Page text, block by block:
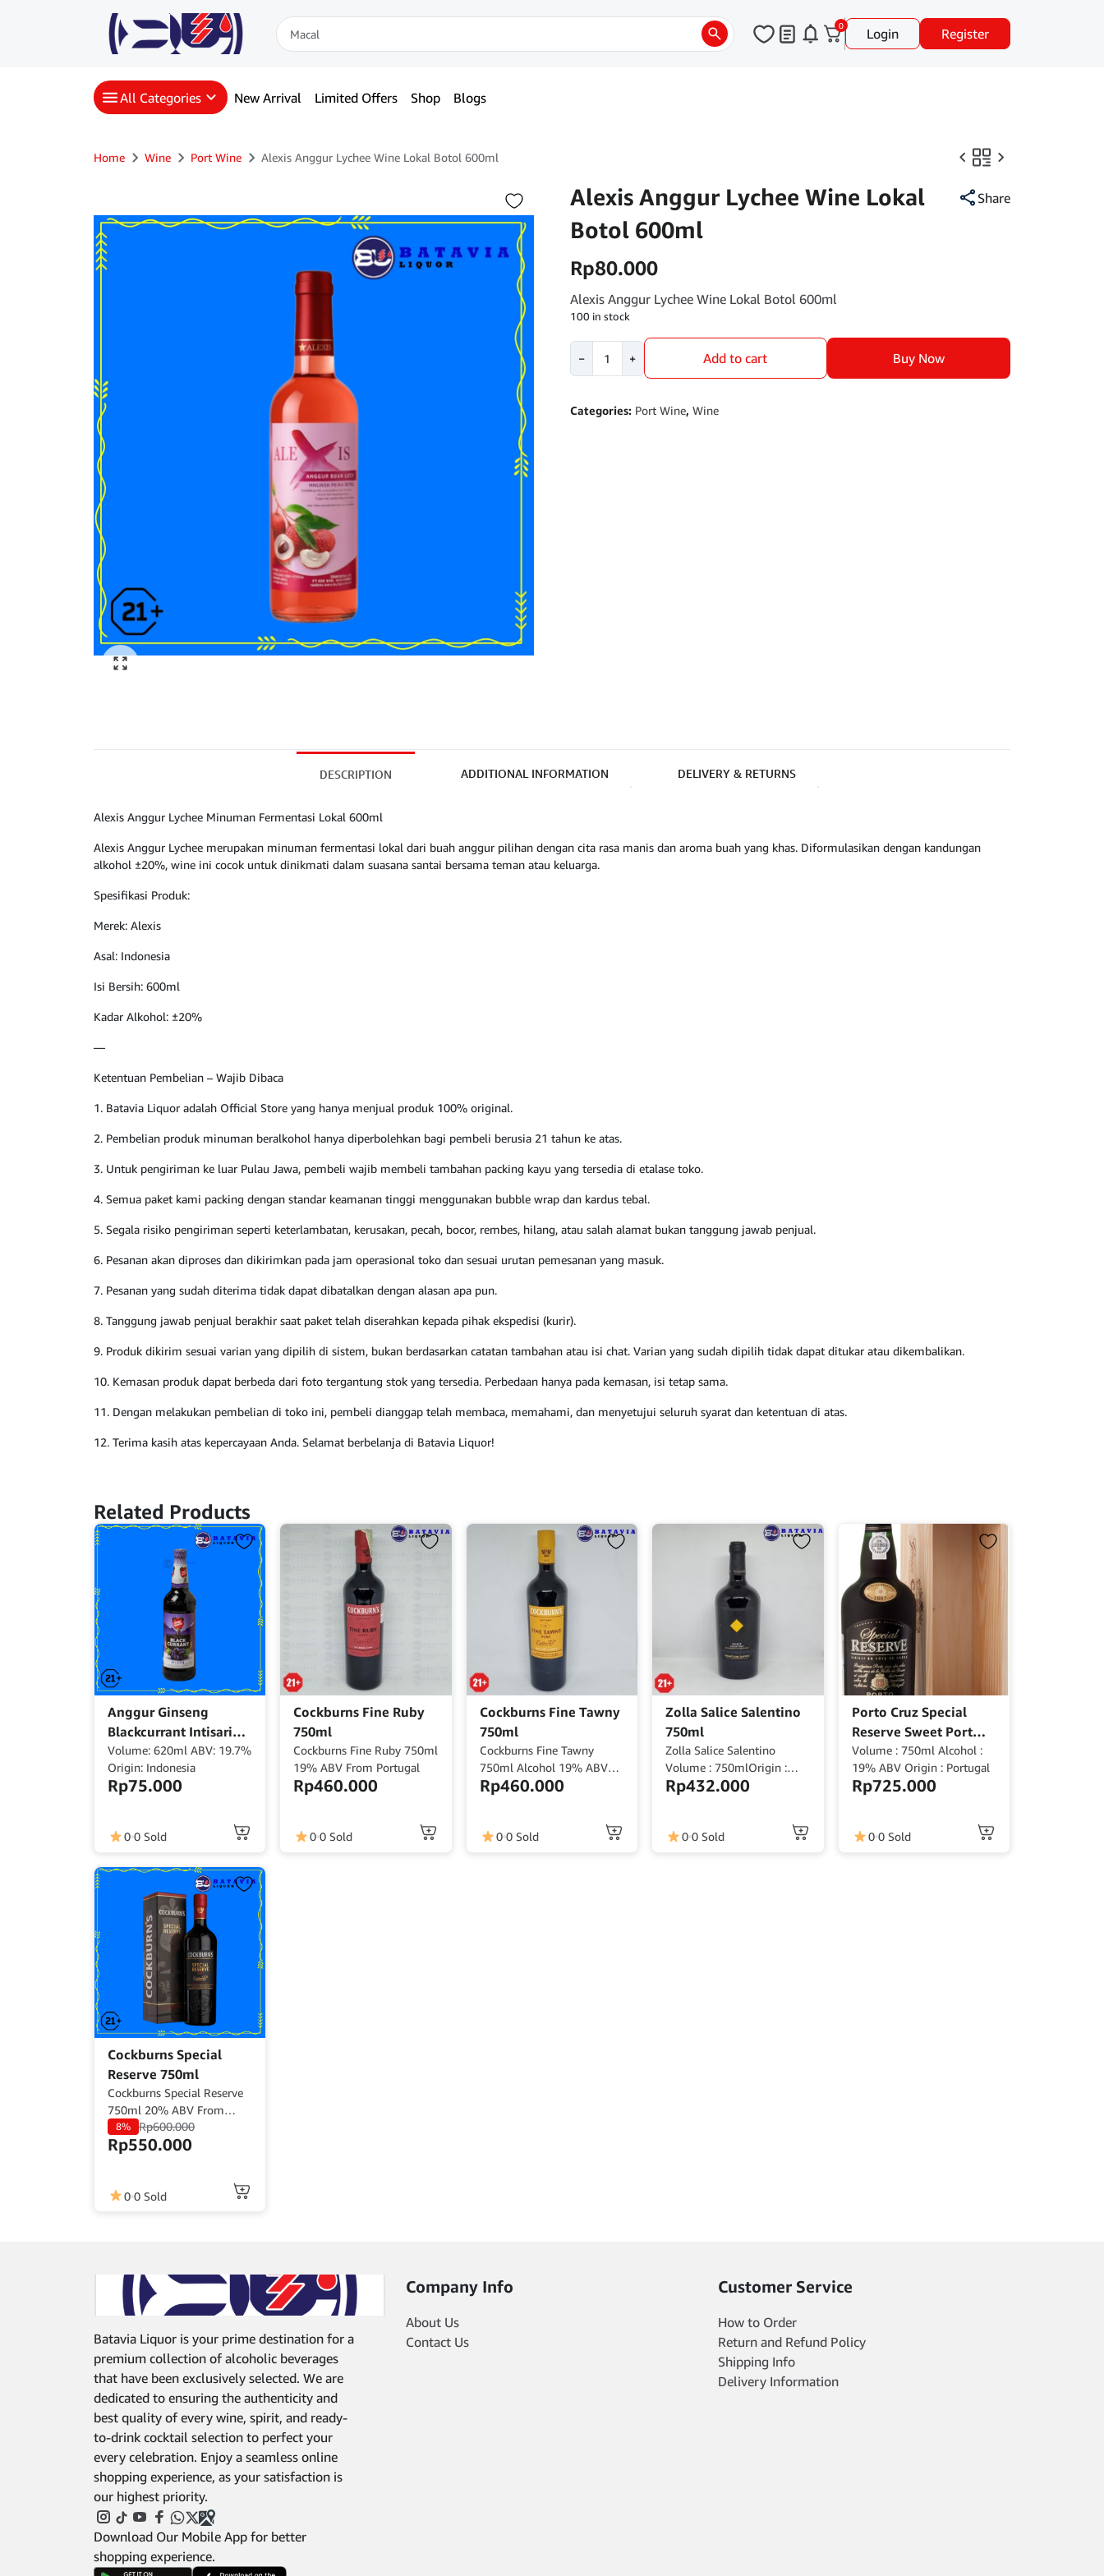
0
Login Register
All Categories New Arrival Limited Offers Shop Blogs
Home Wine Port Wine Alexis Anggur Lychee Wine Lokal Botol 600ml
Alexis Anggur Lychee Wine Lokal
Botol 600ml
Share
Rp80.000
Alexis Anggur Lychee Wine Lokal Botol 600ml
100 in stock
−
Anggur
Lokal
+ Add to cart Buy Now
Categories: Port Wine,Wine
DESCRIPTION ADDITIONAL INFORMATION DELIVERY & RETURNS
Alexis Anggur Lychee Minuman Fermentasi Lokal 600ml
Alexis Anggur Lychee merupakan minuman fermentasi lokal dari buah anggur pilihan dengan cita rasa manis dan aroma buah yang khas. Diformulasikan dengan kandungan
alkohol ±20%, wine ini cocok untuk dinikmati dalam suasana santai bersama teman atau keluarga.
Spesifikasi Produk:
Merek: Alexis
Asal: Indonesia
Isi Bersih: 600ml
Kadar Alkohol: ±20%
—
Ketentuan Pembelian – Wajib Dibaca
1. Batavia Liquor adalah Official Store yang hanya menjual produk 100% original.
2. Pembelian produk minuman beralkohol hanya diperbolehkan bagi pembeli berusia 21 tahun ke atas.
3. Untuk pengiriman ke luar Pulau Jawa, pembeli wajib membeli tambahan packing kayu yang tersedia di etalase toko.
4. Semua paket kami packing dengan standar keamanan tinggi menggunakan bubble wrap dan kardus tebal.
5. Segala risiko pengiriman seperti keterlambatan, kerusakan, pecah, bocor, rembes, hilang, atau salah alamat bukan tanggung jawab penjual.
6. Pesanan akan diproses dan dikirimkan pada jam operasional toko dan sesuai urutan pemesanan yang masuk.
7. Pesanan yang sudah diterima tidak dapat dibatalkan dengan alasan apa pun.
8. Tanggung jawab penjual berakhir saat paket telah diserahkan kepada pihak ekspedisi (kurir).
9. Produk dikirim sesuai varian yang dipilih di sistem, bukan berdasarkan catatan tambahan atau isi chat. Varian yang sudah dipilih tidak dapat ditukar atau dikembalikan.
10. Kemasan produk dapat berbeda dari foto tergantung stok yang tersedia. Perbedaan hanya pada kemasan, isi tetap sama.
11. Dengan melakukan pembelian di toko ini, pembeli dianggap telah membaca, memahami, dan menyetujui seluruh syarat dan ketentuan di atas.
12. Terima kasih atas kepercayaan Anda. Selamat berbelanja di Batavia Liquor!
Related Products
Anggur Ginseng
Blackcurrant Intisari
620ml
Volume: 620ml ABV: 19.7%
Origin: Indonesia
Rp75.000
0 0 Sold
Cockburns Fine Ruby
750ml
Cockburns Fine Ruby 750ml
19% ABV From Portugal
Rp460.000
0 0 Sold
Cockburns Fine Tawny
750ml
Cockburns Fine Tawny
750ml Alcohol 19% ABV
From Portugal
Rp460.000
0 0 Sold
Zolla Salice Salentino
750ml
Zolla Salice Salentino
Volume : 750mlOrigin :
Italy
Rp432.000
0 0 Sold
Porto Cruz Special
Reserve Sweet Port
Wine 750ml
Volume : 750ml Alcohol :
19% ABV Origin : Portugal
Rp725.000
0 0 Sold
Cockburns Special
Reserve 750ml
Cockburns Special Reserve
750ml 20% ABV From
Portugal
8% Rp600.000
Rp550.000
0 0 Sold
Batavia Liquor is your prime destination for a
premium collection of alcoholic beverages
that have been exclusively selected. We are
dedicated to ensuring the authenticity and
best quality of every wine, spirit, and ready-
to-drink cocktail selection to perfect your
every celebration. Enjoy a seamless online
shopping experience, as your satisfaction is
our highest priority.
Download Our Mobile App for better
shopping experience.
Company Info
About Us
Contact Us
Customer Service
How to Order
Return and Refund Policy
Shipping Info
Delivery Information